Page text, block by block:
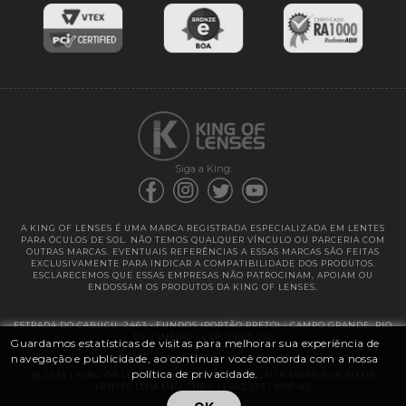
Guardamos estatísticas de visitas para melhorar sua experiência de
navegação e publicidade, ao continuar você concorda com a nossa
política de privacidade.
Entregas
Siga a King:
A KING OF LENSES É UMA MARCA REGISTRADA ESPECIALIZADA EM LENTES
PARA ÓCULOS DE SOL. NÃO TEMOS QUALQUER VÍNCULO OU PARCERIA COM
OUTRAS MARCAS. EVENTUAIS REFERÊNCIAS A ESSAS MARCAS SÃO FEITAS
EXCLUSIVAMENTE PARA INDICAR A COMPATIBILIDADE DOS PRODUTOS.
ESCLARECEMOS QUE ESSAS EMPRESAS NÃO PATROCINAM, APOIAM OU
ENDOSSAM OS PRODUTOS DA KING OF LENSES.
ESTRADA DO CABUÇU, 2463 - FUNDOS (PORTÃO PRETO) - CAMPO GRANDE, RIO
@ 2025 | KING OF LENSES - KING OF IMPORTAÇÃO E DISTRIBUIÇÃO DE